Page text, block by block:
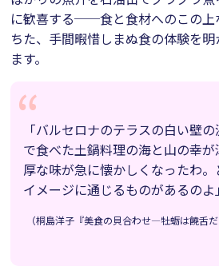
に歓喜する──食と食材へのこの上
ちた、手間暇惜しまぬ食の体験を
ます。
「バルセロナのテラスの白い壁
で食べた土鍋料理の海と山の幸
厚な味が急に懐かしくなったわ
イメージに通じるものがあるのよ」
（桐島洋子『美食の貝合わせ―牡蛎は饒舌